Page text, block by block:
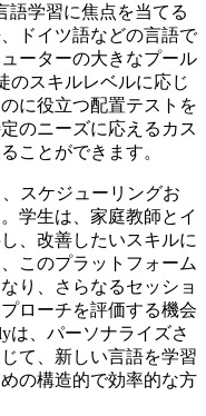
語学習に焦点を当てる
ドイツ語などの言語で
ーターの大きなプール
のスキルレベルに応じ
に役立つ配置テストを
のニーズに応えるカス
ことができます。
スケジューリングお
学生は、家庭教師とイ
、改善したいスキルに
このプラットフォーム
り、さらなるセッショ
ローチを評価する機会
は、パーソナライズさ
て、新しい言語を学習
の構造的で効率的な方